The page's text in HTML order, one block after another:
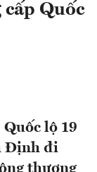
Quốc
lộ 19
Định đi
thương